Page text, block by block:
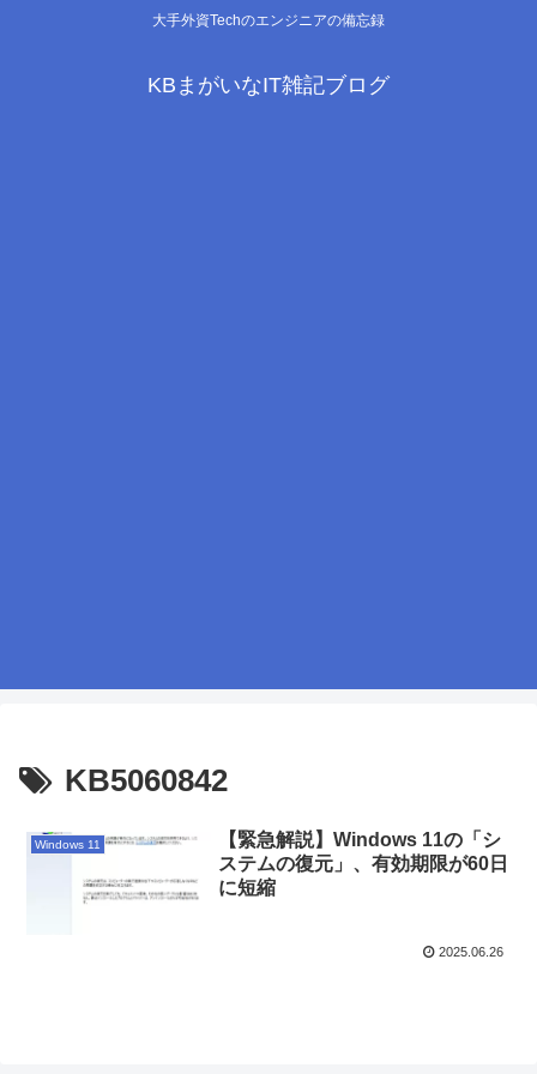
大手外資Techのエンジニアの備忘録
KBまがいなIT雑記ブログ
KB5060842
Windows 11
【緊急解説】Windows 11の「シ
ステムの復元」、有効期限が60日
に短縮
2025.06.26